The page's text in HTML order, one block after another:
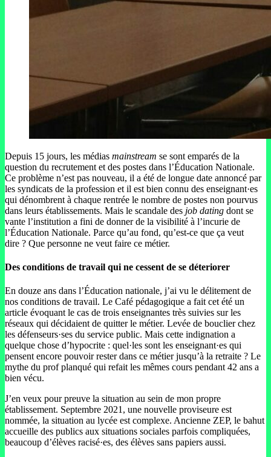
Depuis 15 jours, les médias mainstream se sont emparés de la
question du recrutement et des postes dans l’Éducation Nationale.
Ce problème n’est pas nouveau, il a été de longue date annoncé par
les syndicats de la profession et il est bien connu des enseignant·es
qui dénombrent à chaque rentrée le nombre de postes non pourvus
dans leurs établissements. Mais le scandale des job dating dont se
vante l’institution a fini de donner de la visibilité à l’incurie de
l’Éducation Nationale. Parce qu’au fond, qu’est-ce que ça veut
dire ? Que personne ne veut faire ce métier.
Des conditions de travail qui ne cessent de se déteriorer
En douze ans dans l’Éducation nationale, j’ai vu le délitement de
nos conditions de travail. Le Café pédagogique a fait cet été un
article évoquant le cas de trois enseignantes très suivies sur les
réseaux qui décidaient de quitter le métier. Levée de bouclier chez
les défenseurs·ses du service public. Mais cette indignation a
quelque chose d’hypocrite : quel·les sont les enseignant·es qui
pensent encore pouvoir rester dans ce métier jusqu’à la retraite ? Le
mythe du prof planqué qui refait les mêmes cours pendant 42 ans a
bien vécu.
J’en veux pour preuve la situation au sein de mon propre
établissement. Septembre 2021, une nouvelle proviseure est
nommée, la situation au lycée est complexe. Ancienne ZEP, le bahut
accueille des publics aux situations sociales parfois compliquées,
beaucoup d’élèves racisé·es, des élèves sans papiers aussi.